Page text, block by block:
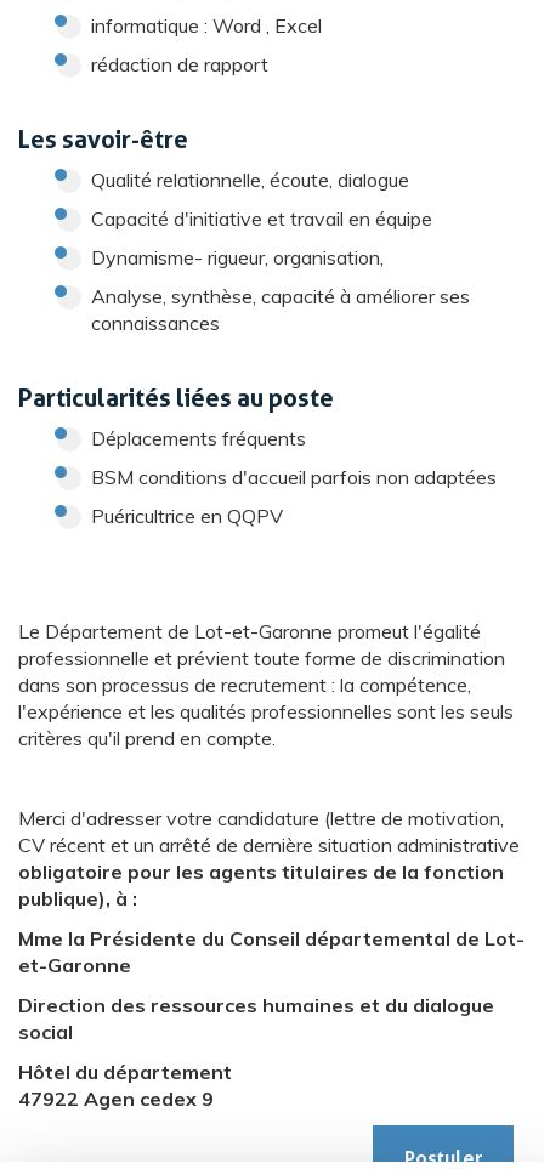
informatique : Word , Excel
rédaction de rapport
Les savoir-être
Qualité relationnelle, écoute, dialogue
Capacité d'initiative et travail en équipe
Dynamisme- rigueur, organisation,
Analyse, synthèse, capacité à améliorer ses
connaissances
Particularités liées au poste
Déplacements fréquents
BSM conditions d'accueil parfois non adaptées
Puéricultrice en QQPV
Le Département de Lot-et-Garonne promeut l'égalité
professionnelle et prévient toute forme de discrimination
dans son processus de recrutement : la compétence,
l'expérience et les qualités professionnelles sont les seuls
critères qu'il prend en compte.
Merci d'adresser votre candidature (lettre de motivation,
CV récent et un arrêté de dernière situation administrative
obligatoire pour les agents titulaires de la fonction
publique), à :
Mme la Présidente du Conseil départemental de Lot-
et-Garonne
Direction des ressources humaines et du dialogue
social
Hôtel du département
47922 Agen cedex 9
Postuler